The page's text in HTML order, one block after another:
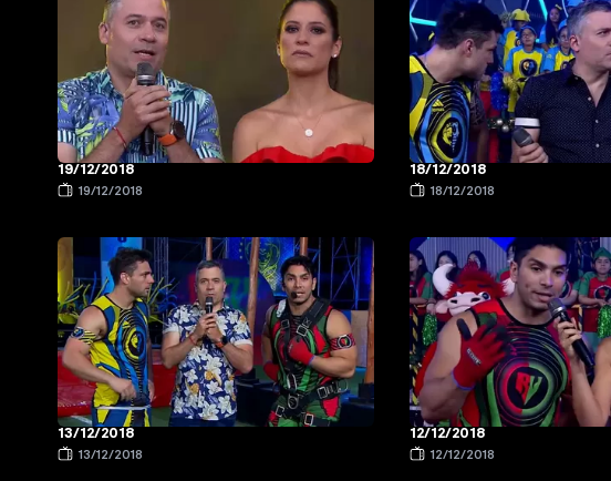
19/12/2018
19/12/2018
18/12/2018
18/12/2018
13/12/2018
13/12/2018
12/12/2018
12/12/2018